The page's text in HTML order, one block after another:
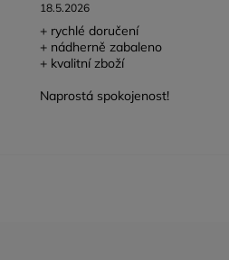
18.5.2026
+ rychlé doručení
+ nádherně zabaleno
+ kvalitní zboží
Naprostá spokojenost!